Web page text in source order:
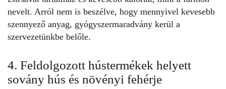
nevelt. Arról nem is beszélve, hogy mennyivel kevesebb
szennyező anyag, gyógyszermaradvány kerül a
szervezetünkbe belőle.
4. Feldolgozott hústermékek helyett
sovány hús és növényi fehérje